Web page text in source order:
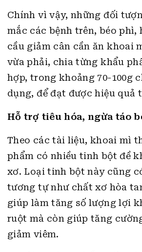
Chính vì vậy, những đối
mắc các bệnh trên, béo phì,
cầu giảm cân cần ăn khoai
vừa phải, chia từng khẩu
hợp, trong khoảng 70-100g
dụng, để đạt được hiệu quả
Hỗ trợ tiêu hóa, ngừa táo
Theo các tài liệu, khoai mì
phẩm có nhiều tinh bột đề
xơ. Loại tinh bột này cũng
tương tự như chất xơ hòa
giúp làm tăng số lượng lợi
ruột mà còn giúp tăng
giảm viêm.